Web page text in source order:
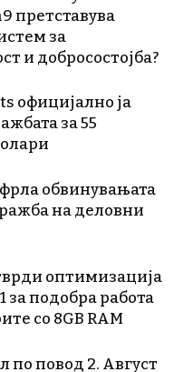
претставува
за
и добросостојба?
официјално ја
за 55
обвинувањата
на деловни
оптимизација
за подобра работа
со 8GB RAM
по повод 2. Август